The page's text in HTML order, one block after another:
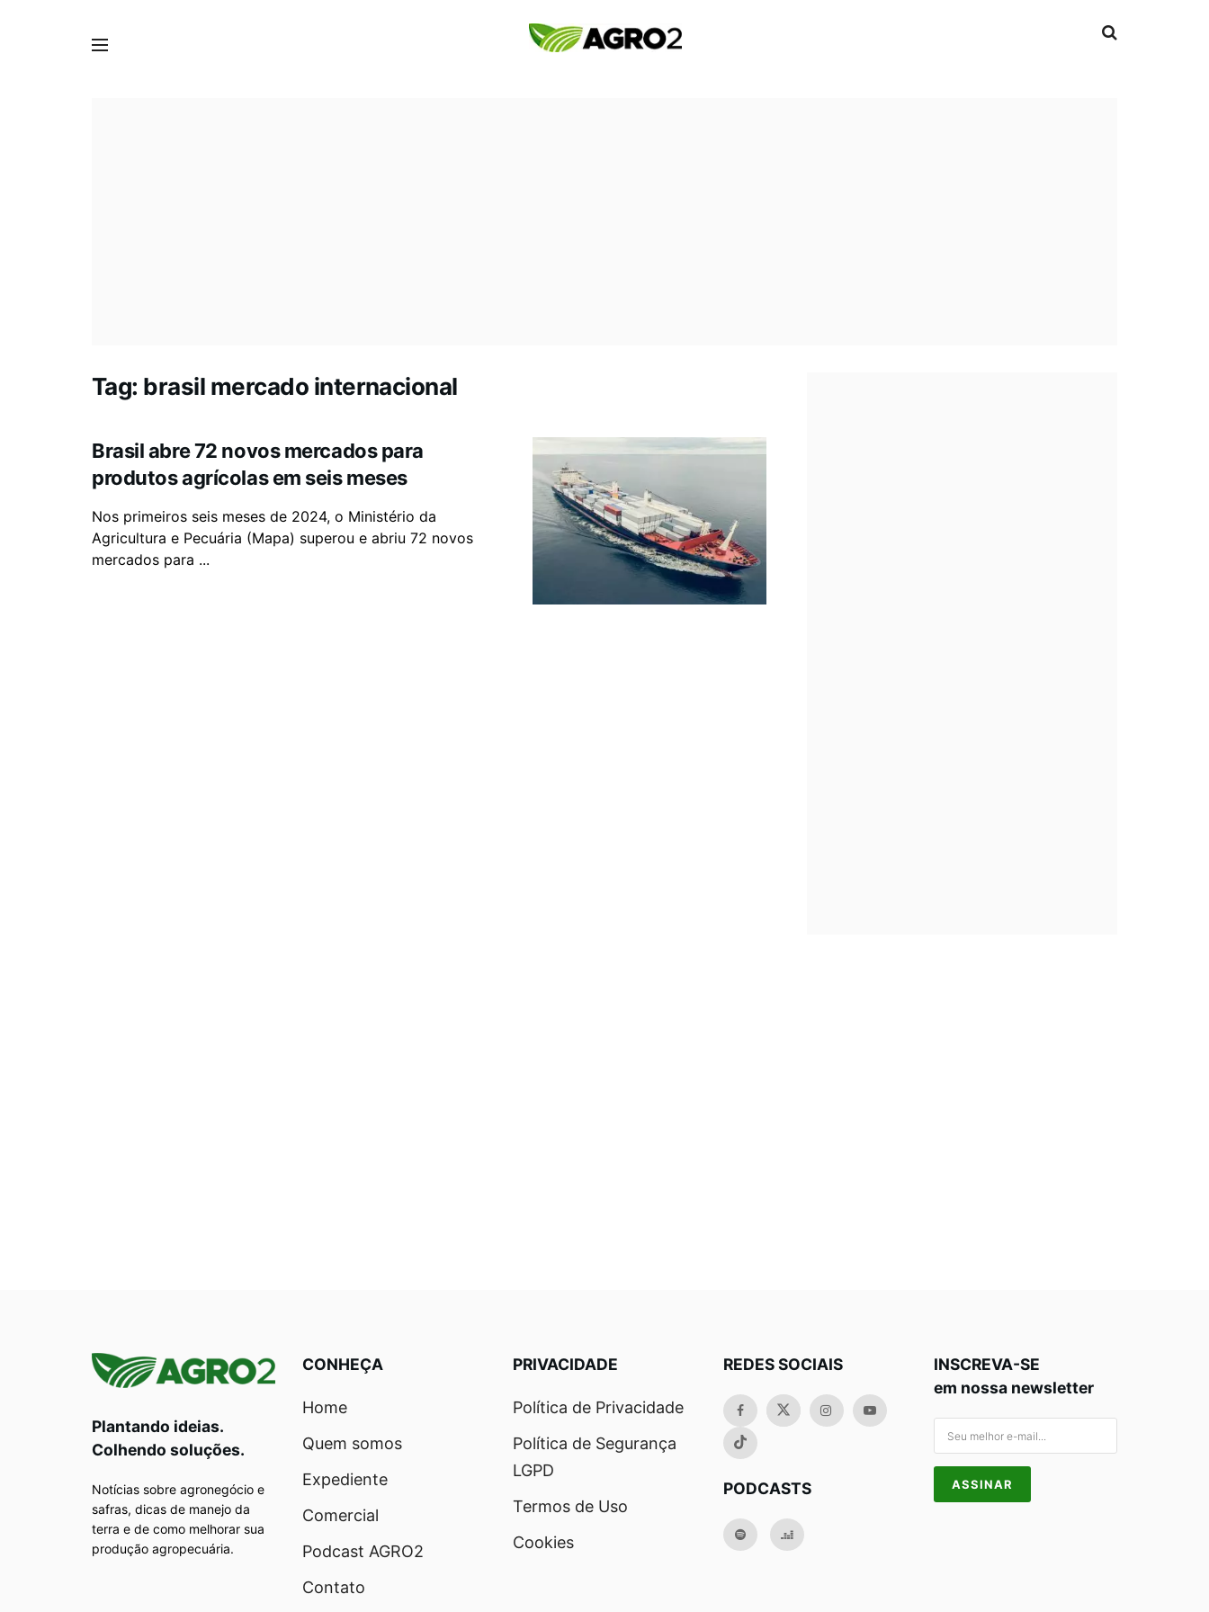
Tag: brasil mercado internacional
Brasil abre 72 novos mercados para
produtos agrícolas em seis meses
Nos primeiros seis meses de 2024, o Ministério da
Agricultura e Pecuária (Mapa) superou e abriu 72 novos
mercados para ...
Plantando ideias.
Colhendo soluções.
Notícias sobre agronegócio e
safras, dicas de manejo da
terra e de como melhorar sua
produção agropecuária.
CONHEÇA
Home
Quem somos
Expediente
Comercial
Podcast AGRO2
Contato
PRIVACIDADE
Política de Privacidade
Política de Segurança
LGPD
Termos de Uso
Cookies
REDES SOCIAIS
PODCASTS
INSCREVA-SE
em nossa newsletter